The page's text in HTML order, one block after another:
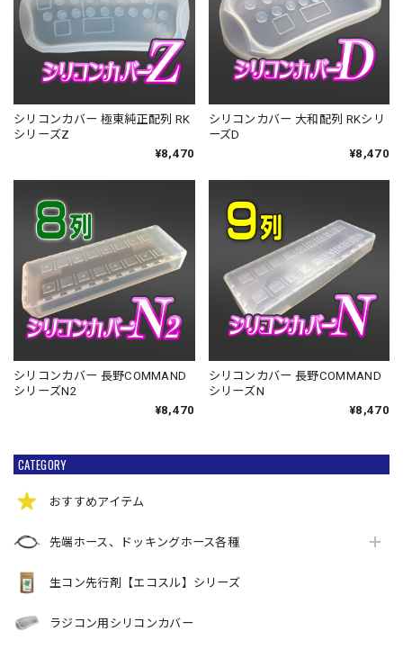
CATEGORY
おすすめアイテム
先端ホース、ドッキングホース各種
生コン先行剤【エコスル】シリーズ
ラジコン用シリコンカバー
シリコンカバー 極東純正配列 RK
シリーズZ
¥8,470
シリコンカバー 大和配列 RKシリ
ーズD
¥8,470
シリコンカバー 長野COMMAND
シリーズN2
¥8,470
シリコンカバー 長野COMMAND
シリーズN
¥8,470